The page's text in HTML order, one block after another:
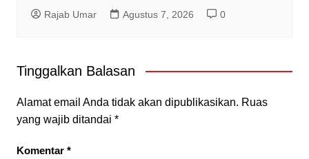
Rajab Umar Agustus 7, 2026 0
Tinggalkan Balasan
Alamat email Anda tidak akan dipublikasikan. Ruas
yang wajib ditandai *
Komentar *